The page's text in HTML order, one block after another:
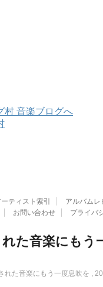
ーティスト索引 アルバムレ
お問い合わせ プライバ
た音楽にもう
れた音楽にもう一度息吹を ,